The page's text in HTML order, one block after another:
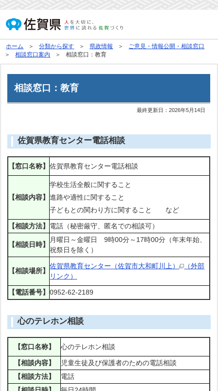
ホーム 分類から探す 県政情報
ご意見・情報公開・相談窓口
相談窓口案内
相談窓口：教育
相談窓口：教育
最終更新日：2026年5月14日
佐賀県教育センター電話相談
【窓口名称】 佐賀県教育センター電話相談
【相談内容】
学校生活全般に関すること
進路や適性に関すること
子どもとの関わり方に関すること など
【相談方法】 電話（秘密厳守、匿名での相談可）
【相談日時】
月曜日～金曜日 9時00分～17時00分（年末年始、
祝祭日を除く）
【相談場所】
佐賀県教育センター（佐賀市大和町川上）
（外部
リンク）
【電話番号】 0952-62-2189
心のテレホン相談
【窓口名称】 心のテレホン相談
【相談内容】
児童生徒及び保護者のための電話相談
【相談方法】
電話